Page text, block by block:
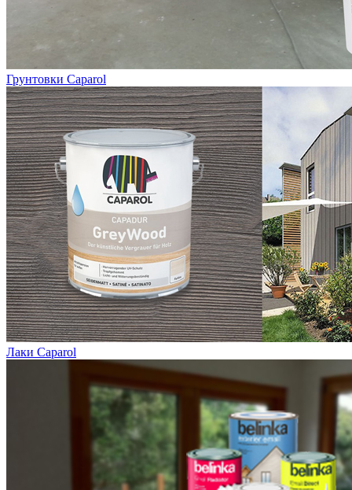
Грунтовки Caparol
Лаки Caparol